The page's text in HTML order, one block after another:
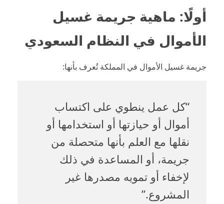
أولًا: ماهية جريمة غسيل
الأموال في النظام السعودي
جريمة غسيل الأموال في المملكة تُعرف بأنها:
“كل عمل ينطوي على اكتساب
أموال أو حيازتها أو استخدامها أو
نقلها مع العلم بأنها متحصلة من
جريمة، أو المساعدة في ذلك
لإخفاء أو تمويه مصدرها غير
المشروع.”